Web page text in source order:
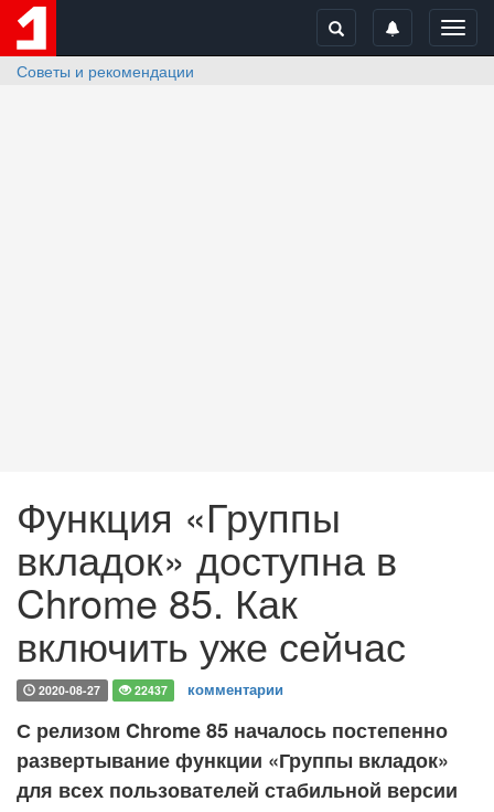
Советы и рекомендации
Функция «Группы
вкладок» доступна в
Chrome 85. Как
включить уже сейчас
2020-08-27 22437 комментарии
С релизом Chrome 85 началось постепенно
развертывание функции «Группы вкладок»
для всех пользователей стабильной версии